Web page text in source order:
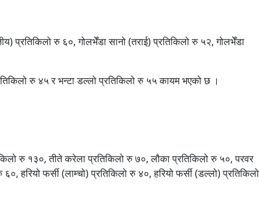
प्रतिकिलो रु ६०, गोलभेँडा सानो (तराई) प्रतिकिलो रु ५२, गोलभेँडा
रु ४५ र भन्टा डल्लो प्रतिकिलो रु ५५ कायम भएको छ ।
रु १३०, तीते करेला प्रतिकिलो रु ७०, लौका प्रतिकिलो रु ५०, परवर
हरियो फर्सी (लाम्चो) प्रतिकिलो रु ४०, हरियो फर्सी (डल्लो) प्रतिकिलो